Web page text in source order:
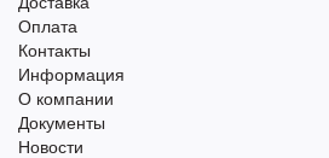
Оплата
Контакты
Информация
О компании
Документы
Новости